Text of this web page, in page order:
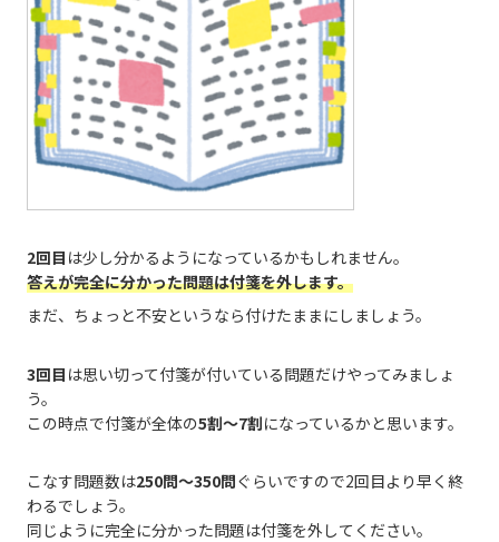
2回目 は少し分かるようになっているかもしれません。
答えが完全に分かった問題は付箋を外します。
まだ、ちょっと不安というなら付けたままにしましょう。
3回目 は思い切って付箋が付いている問題だけやってみましょ
う。
この時点で付箋が全体の5割～7割になっているかと思います。
こなす問題数は250問～350問ぐらいですので2回目より早く終
わるでしょう。
同じように完全に分かった問題は付箋を外してください。